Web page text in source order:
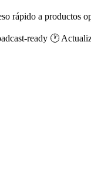
rápido a
ready 🕐